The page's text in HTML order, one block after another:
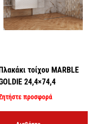
τοίχου MARBLE
24,4×74,4
προσφορά